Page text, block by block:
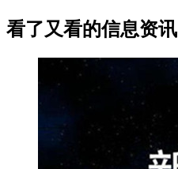
看了又看的信息资讯